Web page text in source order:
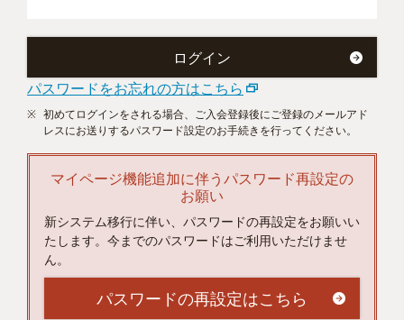
パスワードをお忘れの方はこちら
初めてログインをされる場合、ご入会登録後にご登録のメールアド
レスにお送りするパスワード設定のお手続きを行ってください。
マイページ機能追加に伴うパスワード再設定の
お願い
新システム移行に伴い、パスワードの再設定をお願いい
たします。今までのパスワードはご利用いただけませ
ん。
パスワードの再設定はこちら